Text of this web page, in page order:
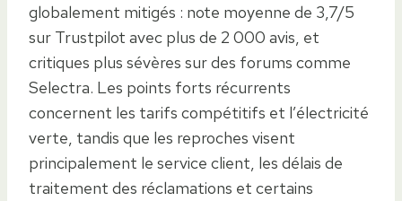
globalement mitigés : note moyenne de 3,7/5
sur Trustpilot avec plus de 2 000 avis, et
critiques plus sévères sur des forums comme
Selectra. Les points forts récurrents
concernent les tarifs compétitifs et l’électricité
verte, tandis que les reproches visent
principalement le service client, les délais de
traitement des réclamations et certains